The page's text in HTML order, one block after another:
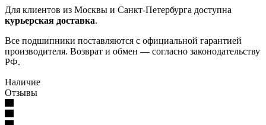
Для клиентов из Москвы и Санкт-Петербурга доступна
курьерская доставка.
Все подшипники поставляются с официальной гарантией
производителя. Возврат и обмен — согласно законодательству
РФ.
Наличие
Отзывы